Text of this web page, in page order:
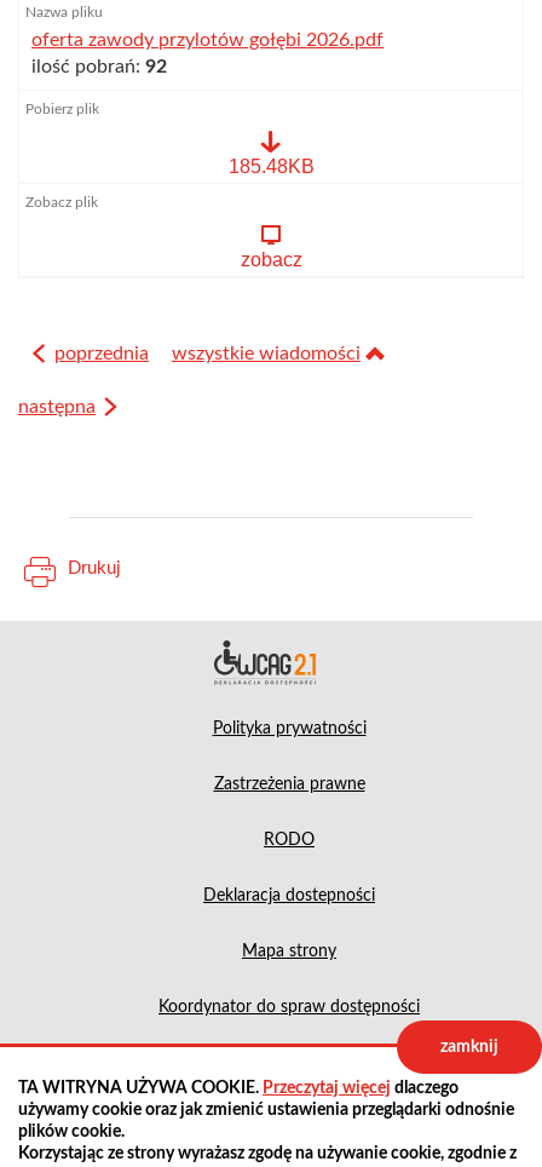
TA WITRYNA UŻYWA COOKIE. Przeczytaj więcej dlaczego
używamy cookie oraz jak zmienić ustawienia przeglądarki odnośnie
plików cookie.
Korzystając ze strony wyrażasz zgodę na używanie cookie, zgodnie z
zamknij
oferta zawody przylotów gołębi 2026.pdf
ilość pobrań: 92
przylotów
185.48KB
zobacz
poprzednia wszystkie wiadomości
następna
Drukuj
Polityka prywatności
Zastrzeżenia prawne
RODO
Deklaracja dostepności
Mapa strony
Koordynator do spraw dostępności
Projekt: IntraCOM.pl